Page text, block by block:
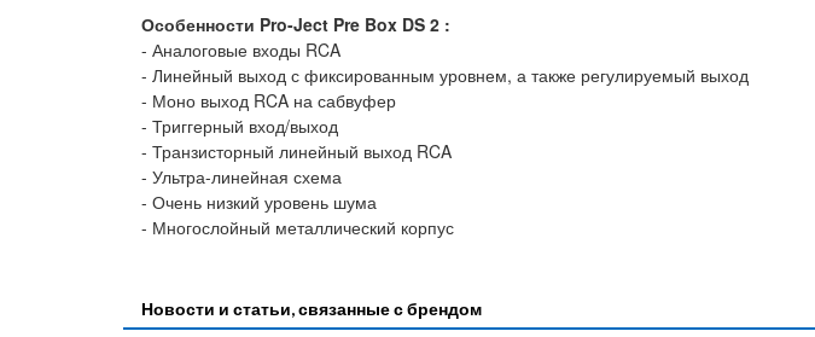
Особенности Pro-Ject Pre Box DS 2 :
- Аналоговые входы RCA
- Линейный выход с фиксированным уровнем, а также регулируемый выход
- Моно выход RCA на сабвуфер
- Триггерный вход/выход
- Транзисторный линейный выход RCA
- Ультра-линейная схема
- Очень низкий уровень шума
- Многослойный металлический корпус
Новости и статьи, связанные с брендом